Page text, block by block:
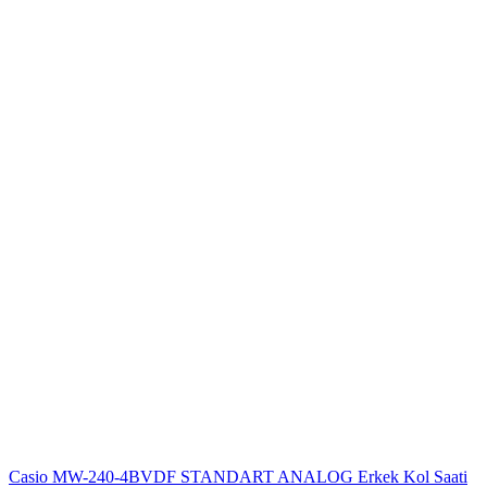
Casio MW-240-4BVDF STANDART ANALOG Erkek Kol Saati